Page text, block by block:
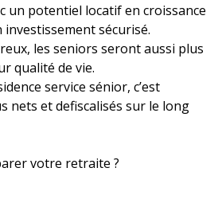
un potentiel locatif en croissance
investissement sécurisé.
les seniors seront aussi plus
qualité de vie.
service sénior, c’est
nets et defiscalisés sur le long
votre retraite ?